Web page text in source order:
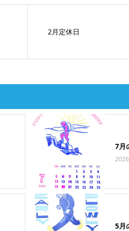
2月定休日
7月
5月